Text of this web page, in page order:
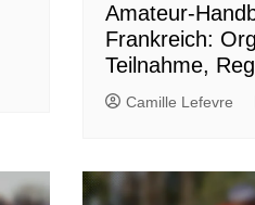
Amateur-
Frankreich:
Teilnahme,
Camille Lefevre